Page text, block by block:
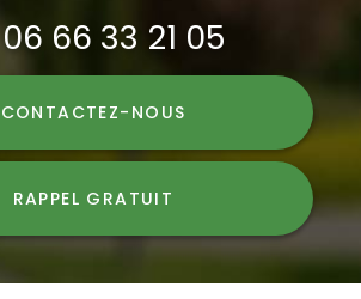
06 66 33 21 05
CONTACTEZ- NOUS
RAPPEL GRATUIT